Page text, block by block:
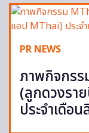
PR NEWS
ภาพกิจกร
(ลูกดวงรา
ประจำเดือ